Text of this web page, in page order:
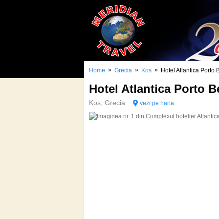
Home » Grecia » Kos » Hotel Atlantica Porto
Hotel Atlantica Porto
Kos, Grecia vezi pe harta